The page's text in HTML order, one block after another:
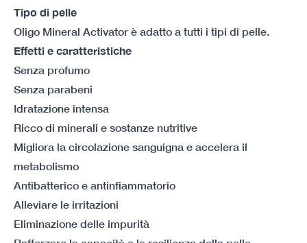
Tipo di pelle
Oligo Mineral Activator è adatto a tutti i tipi di pelle.
Effetti e caratteristiche
Senza profumo
Senza parabeni
Idratazione intensa
Ricco di minerali e sostanze nutritive
Migliora la circolazione sanguigna e accelera il
metabolismo
Antibatterico e antinfiammatorio
Alleviare le irritazioni
Eliminazione delle impurità